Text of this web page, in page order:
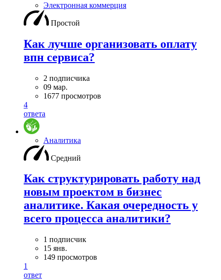
Электронная коммерция
Простой
Как лучше организовать оплату
впн сервиса?
2 подписчика
09 мар.
1677 просмотров
4
ответа
Аналитика
Средний
Как структурировать работу над
новым проектом в бизнес
аналитике. Какая очередность у
всего процесса аналитики?
1 подписчик
15 янв.
149 просмотров
1
ответ